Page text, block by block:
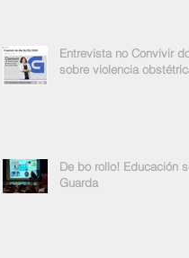
Entrevista no Convivir
sobre violencia
De bo rollo! Educación
Guarda